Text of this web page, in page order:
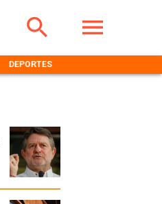
DEPORTES